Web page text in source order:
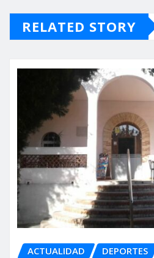
RELATED STORY
ACTUALIDAD DEPORTES